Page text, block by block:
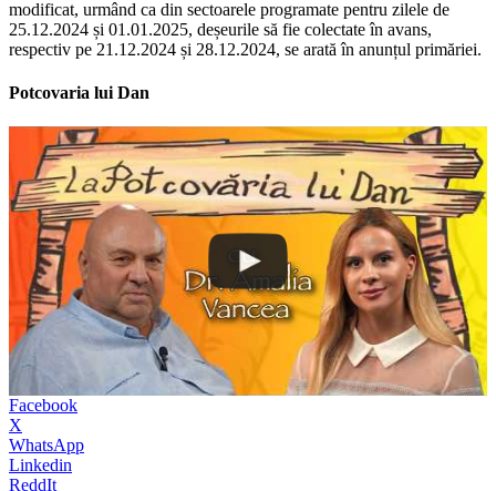
modificat, urmând ca din sectoarele programate pentru zilele de
25.12.2024 și 01.01.2025, deșeurile să fie colectate în avans,
respectiv pe 21.12.2024 și 28.12.2024, se arată în anunțul primăriei.
Potcovaria lui Dan
Facebook
X
WhatsApp
Linkedin
ReddIt